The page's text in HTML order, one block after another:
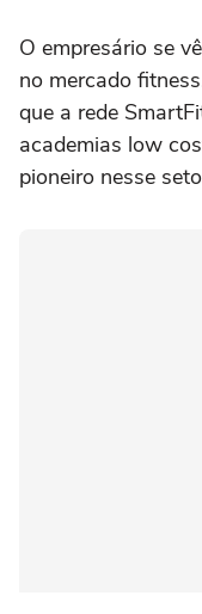
O empresário se
no mercado
que a rede
academias low
pioneiro nesse